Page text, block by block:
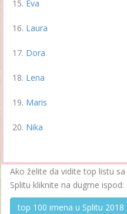
Eva
Laura
Dora
Lena
Maris
Nika
Ako želite da vidite top listu
Splitu kliknite na dugme ispod:
top 100 imena u Splitu 2018